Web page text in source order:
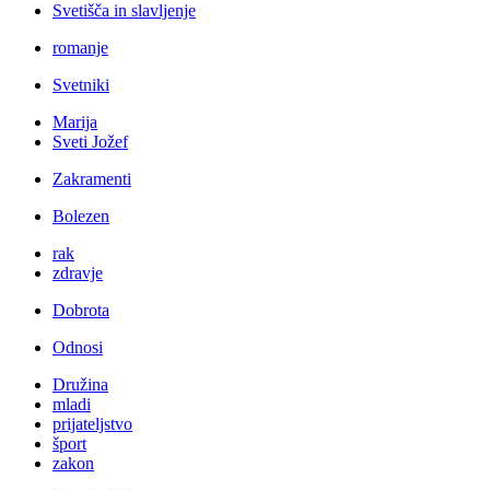
Svetišča in slavljenje
romanje
Svetniki
Marija
Sveti Jožef
Zakramenti
Bolezen
rak
zdravje
Dobrota
Odnosi
Družina
mladi
prijateljstvo
šport
zakon